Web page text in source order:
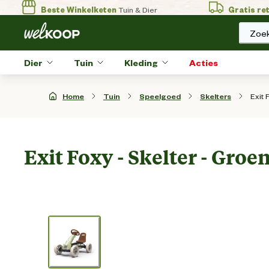
Beste WinkelketenTuin & Dier Gratis
Dier Tuin Kleding Acties
Home Tuin Speelgoed Skelters Exit
Exit Foxy - Skelter -